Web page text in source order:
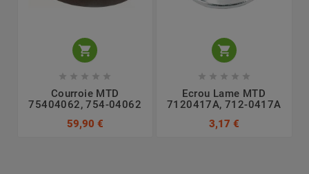

    
Courroie MTD
75404062, 754-04062
59,90 €

    
Ecrou Lame MTD
7120417A, 712-0417A
3,17 €